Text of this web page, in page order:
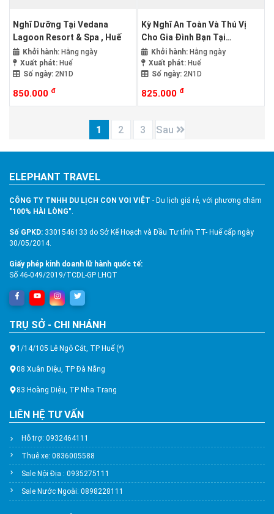
Nghĩ Dưỡng Tại Vedana
Lagoon Resort & Spa , Huế
Khởi hành: Hằng ngày
Xuất phát: Huế
Số ngày: 2N1D
850.000 đ
Kỳ Nghĩ An Toàn Và Thú Vị
Cho Gia Đình Bạn Tại
Lapochine Beach Resort Huế
Với Nhiều Ưu Đãi Hấp Dẫn
Khởi hành: Hằng ngày
Xuất phát: Huế
Số ngày: 2N1D
825.000 đ
1 2 3 Sau
ELEPHANT TRAVEL
CÔNG TY TNHH DU LỊCH CON VOI VIỆT - Du lịch giá rẻ, với phương châm
"100% HÀI LÒNG".
Số GPKD: 3301546133 do Sở Kế Hoạch và Đầu Tư tỉnh TT- Huế cấp ngày
30/05/2014.
Giấy phép kinh doanh lữ hành quốc tế:
Số 46-049/2019/TCDL-GP LHQT
TRỤ SỞ - CHI NHÁNH
1/14/105 Lê Ngô Cát, TP Huế (*)
08 Xuân Diệu, TP Đà Nẵng
83 Hoàng Diệu, TP Nha Trang
LIÊN HỆ TƯ VẤN
Hỗ trợ: 0932464111
Thuê xe: 0836005588
Sale Nội Địa : 0935275111
Sale Nước Ngoài: 0898228111